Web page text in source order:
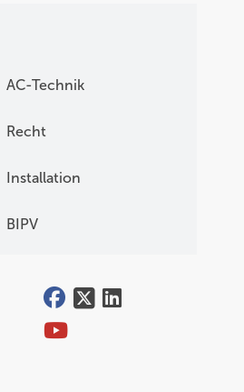
AC-Technik
Recht
Installation
BIPV